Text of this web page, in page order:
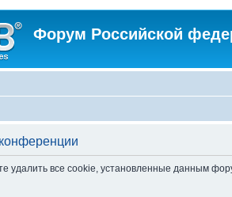
Форум Российской
удалить все cookie, установленные данным